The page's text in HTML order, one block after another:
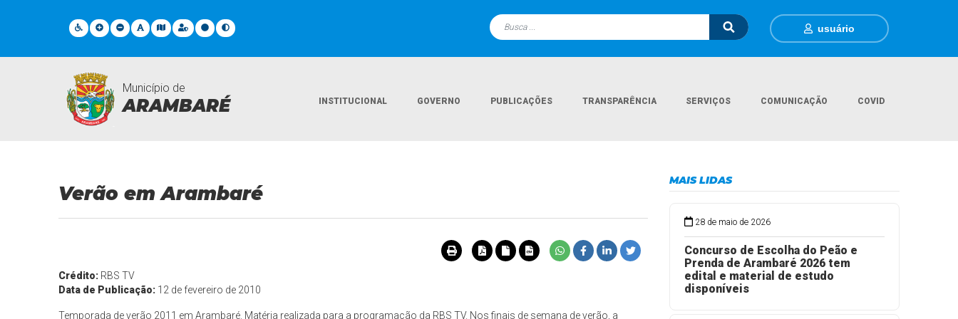
usuário
Município de
ARAMBARÉ INSTITUCIONAL GOVERNO PUBLICAÇÕES TRANSPARÊNCIA SERVIÇOS COMUNICAÇÃO COVID
Mídia Video
Verão em Arambaré
Crédito: RBS TV
Data de Publicação: 12 de fevereiro de 2010
Temporada de verão 2011 em Arambaré. Matéria realizada para a programação da RBS TV. Nos finais de semana de verão, a
MAIS LIDAS
28 de maio de 2026
Concurso de Escolha do Peão e
Prenda de Arambaré 2026 tem
edital e material de estudo
disponíveis